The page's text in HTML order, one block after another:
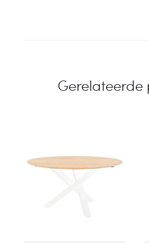
Gerelateerde